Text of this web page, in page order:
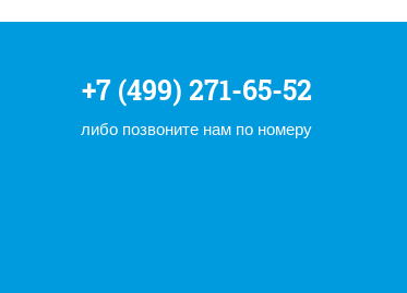
+7 (499) 271-65-52
либо позвоните нам по номеру